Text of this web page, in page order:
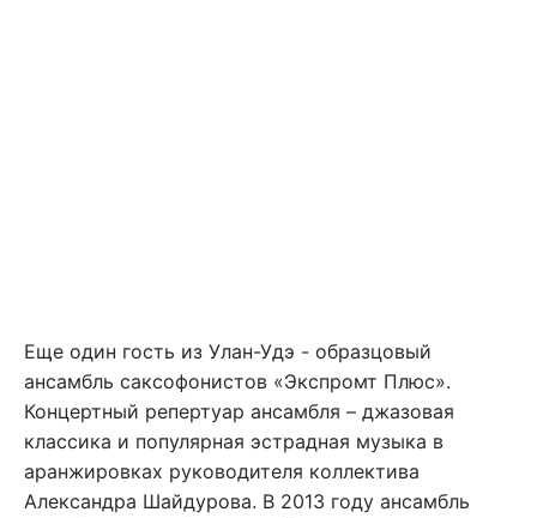
Еще один гость из Улан-Удэ - образцовый
ансамбль саксофонистов «Экспромт Плюс».
Концертный репертуар ансамбля – джазовая
классика и популярная эстрадная музыка в
аранжировках руководителя коллектива
Александра Шайдурова. В 2013 году ансамбль